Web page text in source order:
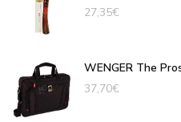
27,35€
WENGER The
37,70€